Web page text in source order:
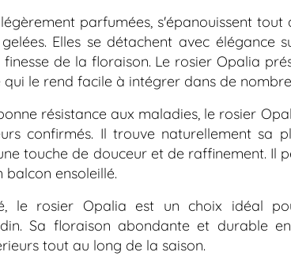
parfumées, s'épanouissent
Elles se détachent avec élégance
de la floraison. Le rosier Opalia
le rend facile à intégrer dans de
résistance aux maladies, le rosier
confirmés. Il trouve naturellement sa
touche de douceur et de raffinement. Il
ensoleillé.
le rosier Opalia est un choix idéal
Sa floraison abondante et durable
tout au long de la saison.